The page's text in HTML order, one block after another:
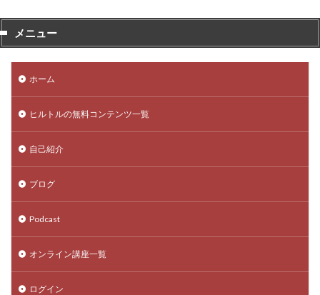
メニュー
ホーム
ヒルトルの無料コンテンツ一覧
自己紹介
ブログ
Podcast
オンライン講座一覧
ログイン